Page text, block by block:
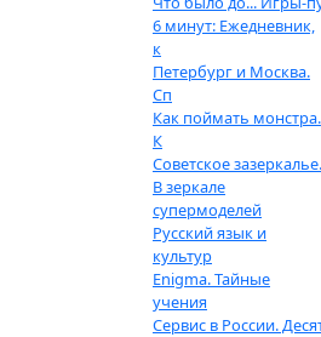
6 минут: Ежедневник,
к
Петербург и Москва.
Сп
Как поймать монстра.
К
Советское зазеркалье.
В зеркале
супермоделей
Русский язык и
культур
Enigma. Тайные
учения
Сервис в России.